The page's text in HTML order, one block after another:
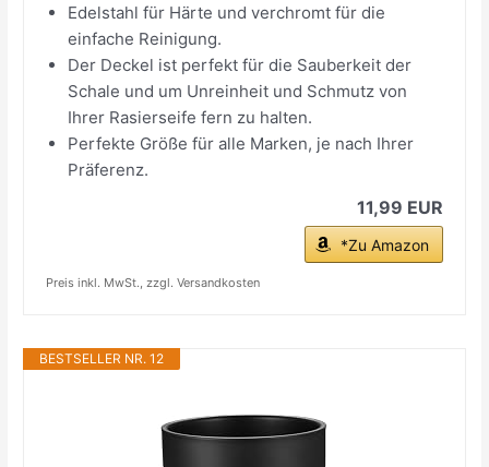
Edelstahl für Härte und verchromt für die
einfache Reinigung.
Der Deckel ist perfekt für die Sauberkeit der
Schale und um Unreinheit und Schmutz von
Ihrer Rasierseife fern zu halten.
Perfekte Größe für alle Marken, je nach Ihrer
Präferenz.
11,99 EUR
*Zu Amazon
Preis inkl. MwSt., zzgl. Versandkosten
BESTSELLER NR. 12